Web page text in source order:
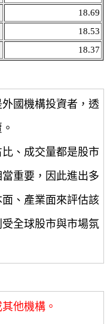
18.69
18.53
18.37
國機構投資者，透
、成交量都是股市
重要，因此進出多
、產業面來評估該
全球股市與市場氛
他機構。